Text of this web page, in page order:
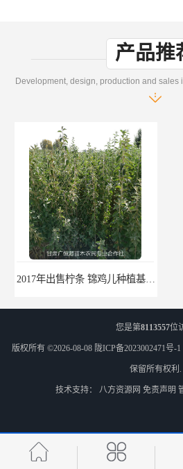
产品推
2017年出售柠条 锦鸡儿种植基地 甘肃广恒源苗木基地
您是第8113557位
版权所有 ©2026-08-08 陇ICP备2023002471号-1
保留所有权利.
技术支持： 八方资源网 免责声明